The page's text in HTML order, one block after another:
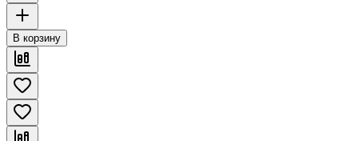
В корзину